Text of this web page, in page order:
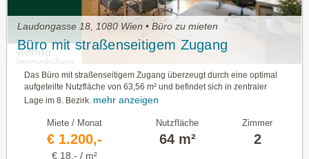
Laudongasse 18, 1080 Wien • Büro zu mieten
Büro mit straßenseitigem Zugang
Das Büro mit straßenseitigem Zugang überzeugt durch eine optimal
aufgeteilte Nutzfläche von 63,56 m² und befindet sich in zentraler
Lage im 8. Bezirk. mehr anzeigen
Miete / Monat
€ 1.200,-
€ 18,- / m²
Nutzfläche
64 m²
Zimmer
2